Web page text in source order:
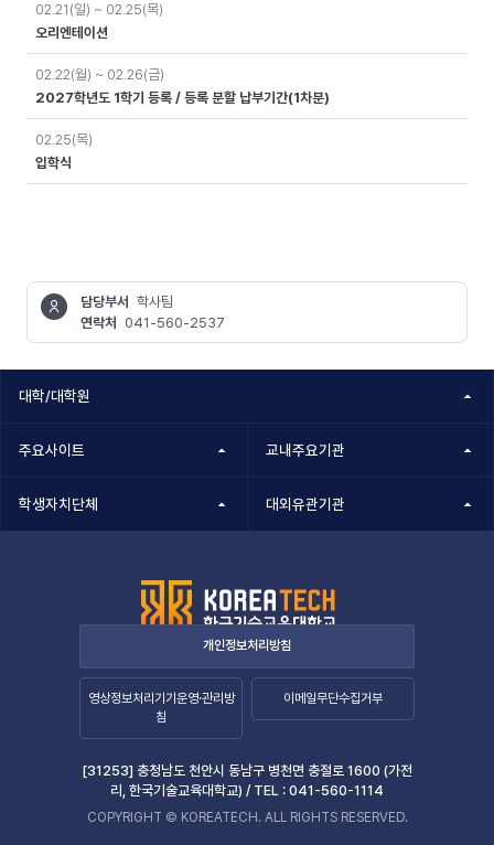
02.21(일) ~ 02.25(목)
오리엔테이션
02.22(월) ~ 02.26(금)
2027학년도 1학기 등록 / 등록 분할 납부기간(1차분)
02.25(목)
입학식
담당부서 학사팀
연락처
041-560-2537
대학/대학원
주요사이트 교내주요기관
학생자치단체 대외유관기관
개인정보처리방침
영상정보처리기기운영·관리방
침
이메일무단수집거부
[31253] 충청남도 천안시 동남구 병천면 충절로 1600 (가전
리, 한국기술교육대학교) / TEL : 041-560-1114
COPYRIGHT © KOREATECH. ALL RIGHTS RESERVED.